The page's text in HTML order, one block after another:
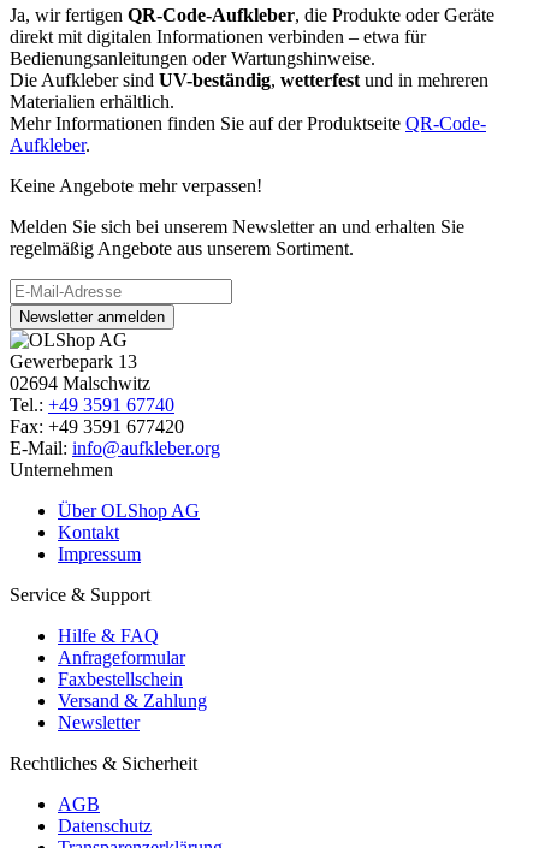
Ja, wir fertigen QR-Code-Aufkleber, die Produkte oder Geräte
direkt mit digitalen Informationen verbinden – etwa für
Bedienungsanleitungen oder Wartungshinweise.
Die Aufkleber sind UV-beständig, wetterfest und in mehreren
Materialien erhältlich.
Mehr Informationen finden Sie auf der Produktseite QR-Code-
Aufkleber.
Keine Angebote mehr verpassen!
Melden Sie sich bei unserem Newsletter an und erhalten Sie
regelmäßig Angebote aus unserem Sortiment.
Newsletter anmelden
Gewerbepark 13
02694 Malschwitz
Tel.: +49 3591 67740
Fax: +49 3591 677420
E-Mail: info@aufkleber.org
Unternehmen
Über OLShop AG
Kontakt
Impressum
Service & Support
Hilfe & FAQ
Anfrageformular
Faxbestellschein
Versand & Zahlung
Newsletter
Rechtliches & Sicherheit
AGB
Datenschutz